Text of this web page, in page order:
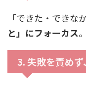
「できた・できな
と」にフォーカス。
3. 失敗を責め